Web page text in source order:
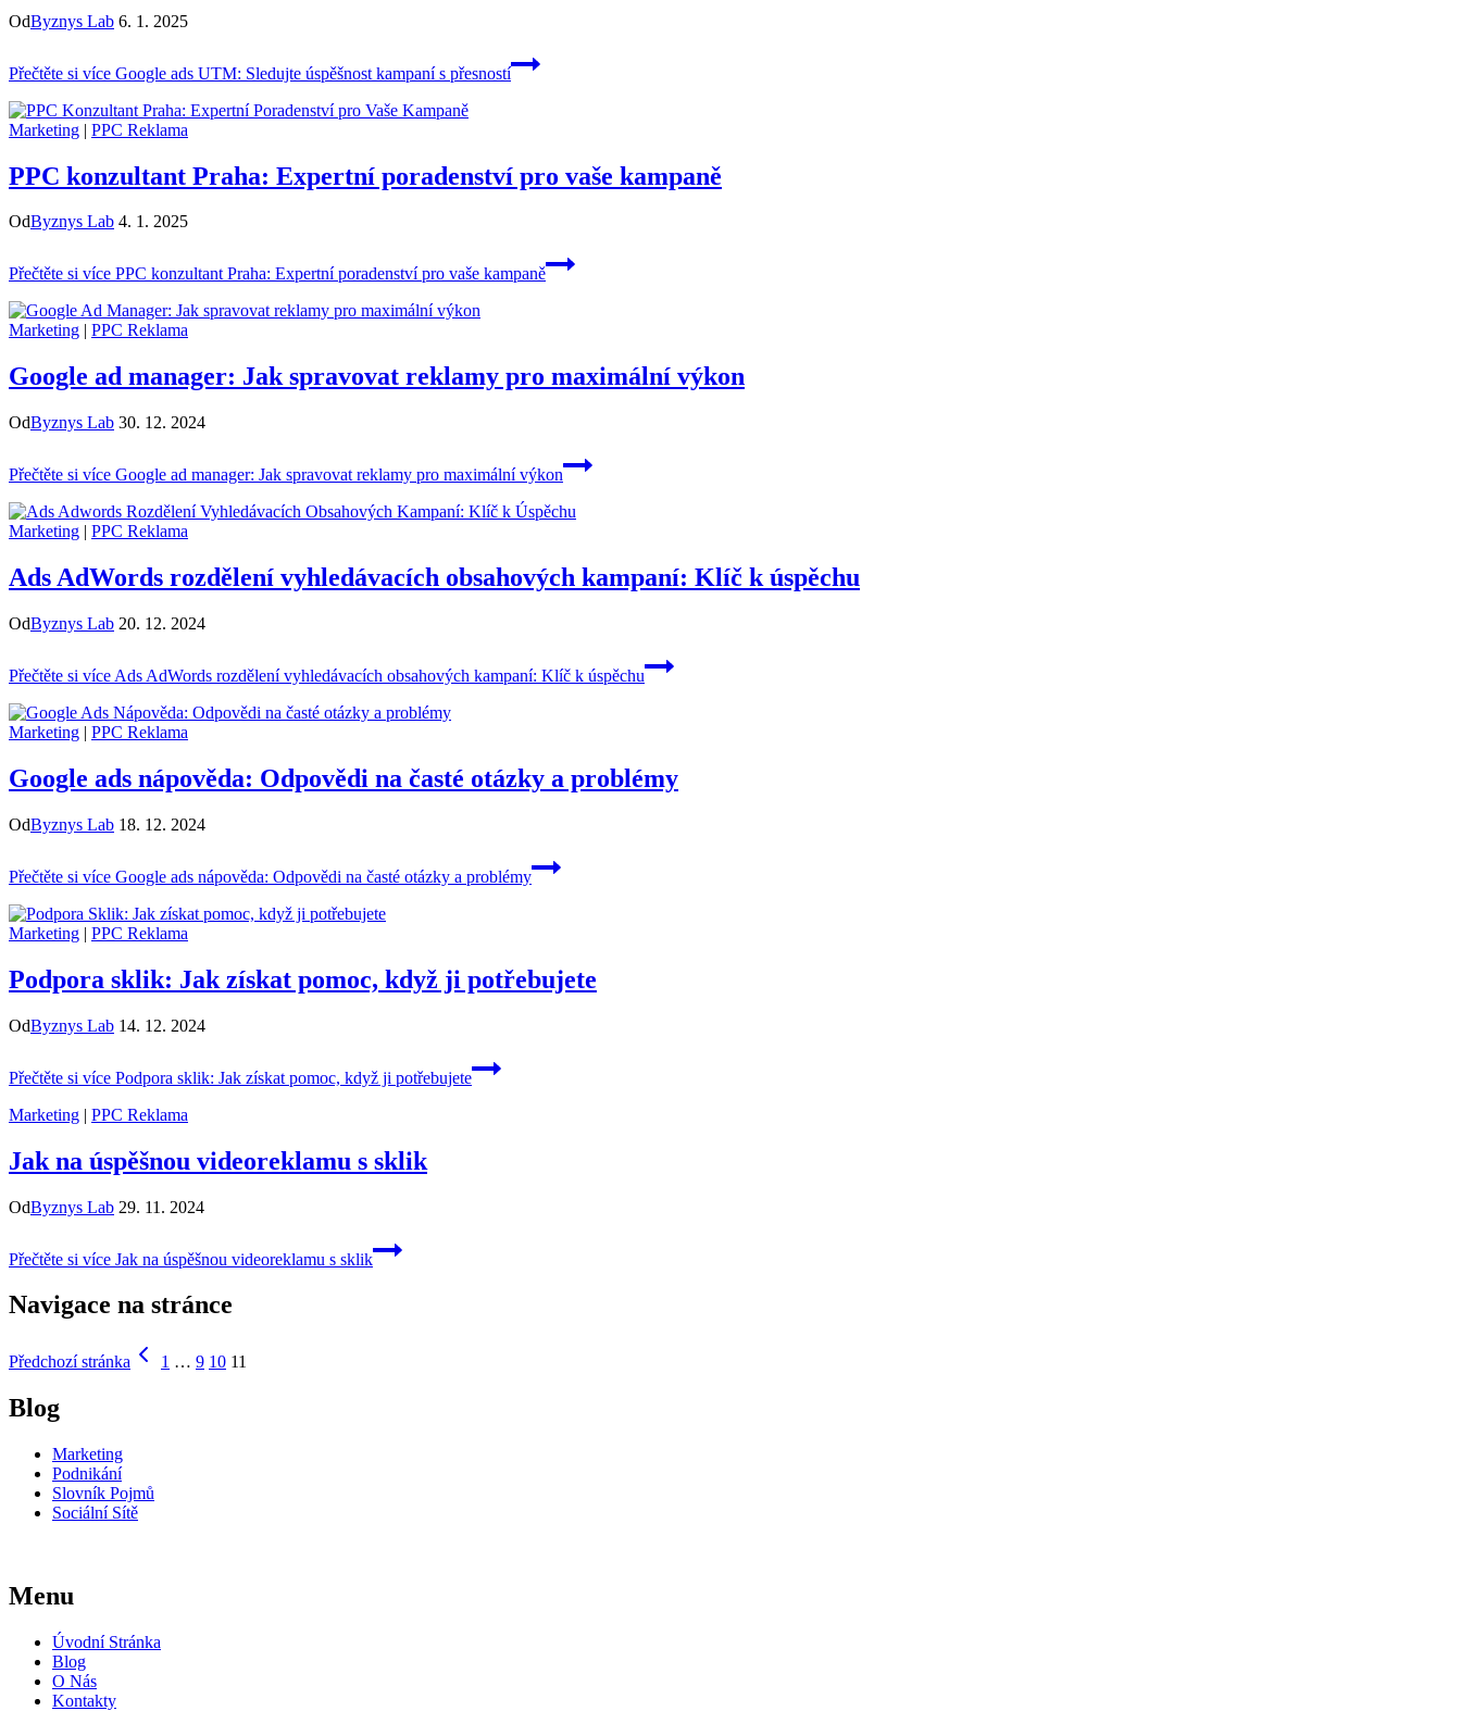
OdByznys Lab 6. 1. 2025
Přečtěte si více Google ads UTM: Sledujte úspěšnost kampaní s přesností
Marketing | PPC Reklama
PPC konzultant Praha: Expertní poradenství pro vaše kampaně
OdByznys Lab 4. 1. 2025
Přečtěte si více PPC konzultant Praha: Expertní poradenství pro vaše kampaně
Marketing | PPC Reklama
Google ad manager: Jak spravovat reklamy pro maximální výkon
OdByznys Lab 30. 12. 2024
Přečtěte si více Google ad manager: Jak spravovat reklamy pro maximální výkon
Marketing | PPC Reklama
Ads AdWords rozdělení vyhledávacích obsahových kampaní: Klíč k úspěchu
OdByznys Lab 20. 12. 2024
Přečtěte si více Ads AdWords rozdělení vyhledávacích obsahových kampaní: Klíč k úspěchu
Marketing | PPC Reklama
Google ads nápověda: Odpovědi na časté otázky a problémy
OdByznys Lab 18. 12. 2024
Přečtěte si více Google ads nápověda: Odpovědi na časté otázky a problémy
Marketing | PPC Reklama
Podpora sklik: Jak získat pomoc, když ji potřebujete
OdByznys Lab 14. 12. 2024
Přečtěte si více Podpora sklik: Jak získat pomoc, když ji potřebujete
Marketing | PPC Reklama
Jak na úspěšnou videoreklamu s sklik
OdByznys Lab 29. 11. 2024
Přečtěte si více Jak na úspěšnou videoreklamu s sklik
Navigace na stránce
Předchozí stránka 1 … 9 10 11
Blog
Marketing
Podnikání
Slovník Pojmů
Sociální Sítě
Menu
Úvodní Stránka
Blog
O Nás
Kontakty